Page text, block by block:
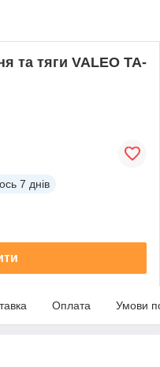
та тяги VALEO TA-
7 днів
Оплата Умови